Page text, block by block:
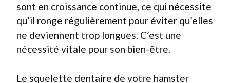
sont en croissance continue, ce qui nécessite
qu’il ronge régulièrement pour éviter qu’elles
ne deviennent trop longues. C’est une
nécessité vitale pour son bien-être.
Le squelette dentaire de votre hamster